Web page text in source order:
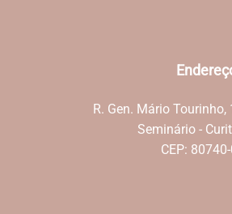
R. Gen. Mário Tourinho,
Seminário -
CEP: